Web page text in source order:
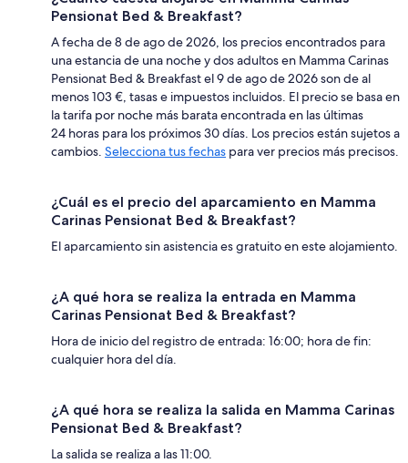
Pensionat Bed & Breakfast?
A fecha de 8 de ago de 2026, los precios encontrados para
una estancia de una noche y dos adultos en Mamma Carinas
Pensionat Bed & Breakfast el 9 de ago de 2026 son de al
menos 103 €, tasas e impuestos incluidos. El precio se basa en
la tarifa por noche más barata encontrada en las últimas
24 horas para los próximos 30 días. Los precios están sujetos a
cambios. Selecciona tus fechas para ver precios más precisos.
¿Cuál es el precio del aparcamiento en Mamma
Carinas Pensionat Bed & Breakfast?
El aparcamiento sin asistencia es gratuito en este alojamiento.
¿A qué hora se realiza la entrada en Mamma
Carinas Pensionat Bed & Breakfast?
Hora de inicio del registro de entrada: 16:00; hora de fin:
cualquier hora del día.
¿A qué hora se realiza la salida en Mamma Carinas
Pensionat Bed & Breakfast?
La salida se realiza a las 11:00.